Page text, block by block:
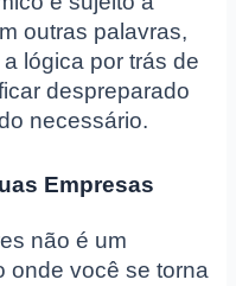
outras palavras,
lógica por trás de
despreparado
necessário.
Empresas
não é um
onde você se torna